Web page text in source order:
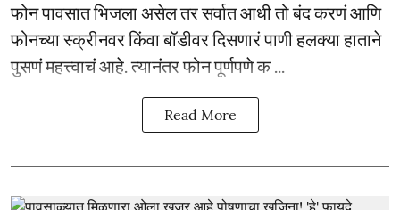
फोन पावसात भिजला असेल तर सर्वात आधी तो बंद करणं आणि
फोनच्या स्क्रीनवर किंवा बॉडीवर दिसणारं पाणी हलक्या हाताने
पुसणं महत्त्वाचं आहे. त्यानंतर फोन पूर्णपणे क ...
Read More